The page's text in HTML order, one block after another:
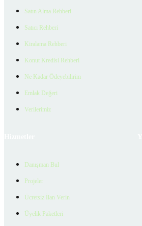
Satın Alma Rehberi
Satıcı Rehberi
Kiralama Rehberi
Konut Kredisi Rehberi
Ne Kadar Ödeyebilirim
Emlak Değeri
Verilerimiz
Danışman Bul
Projeler
Ücretsiz İlan Verin
Üyelik Paketleri